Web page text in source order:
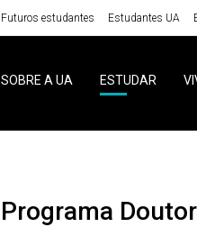
Futuros estudantes Estudantes UA
SOBRE A UA ESTUDAR
Programa